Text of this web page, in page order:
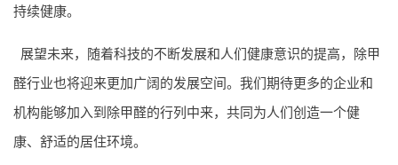
持续健康。
展望未来，随着科技的不断发展和人们健康意识的提高，除甲
醛行业也将迎来更加广阔的发展空间。我们期待更多的企业和
机构能够加入到除甲醛的行列中来，共同为人们创造一个健
康、舒适的居住环境。